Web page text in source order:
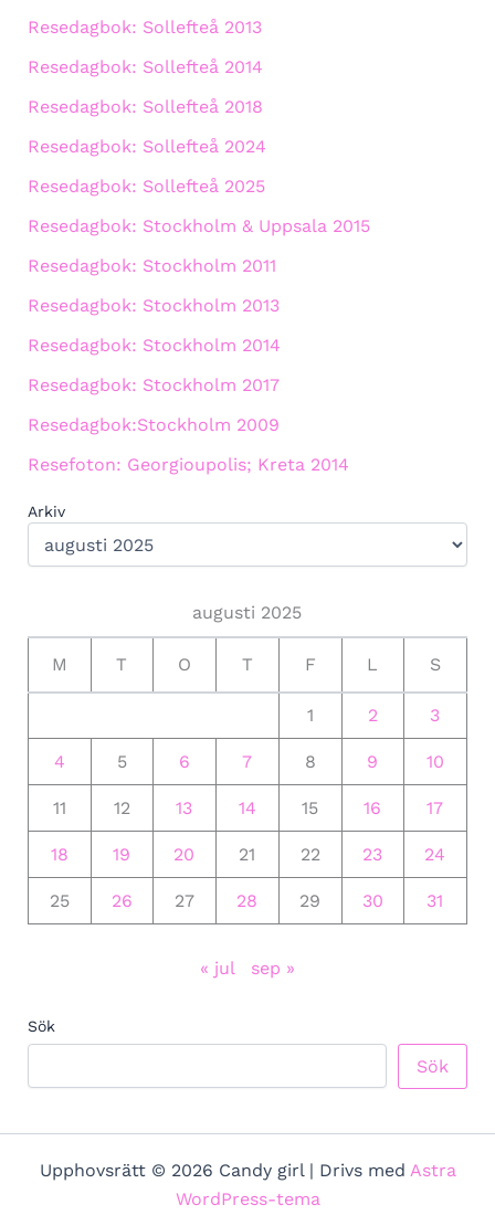
Resedagbok: Sollefteå 2013
Resedagbok: Sollefteå 2014
Resedagbok: Sollefteå 2018
Resedagbok: Sollefteå 2024
Resedagbok: Sollefteå 2025
Resedagbok: Stockholm & Uppsala 2015
Resedagbok: Stockholm 2011
Resedagbok: Stockholm 2013
Resedagbok: Stockholm 2014
Resedagbok: Stockholm 2017
Resedagbok:Stockholm 2009
Resefoton: Georgioupolis; Kreta 2014
Arkiv
augusti 2025
M T O T F L S
1 2 3
4 5 6 7 8 9 10
11 12 13 14 15 16 17
18 19 20 21 22 23 24
25 26 27 28 29 30 31
« jul sep »
Sök
Sök
Upphovsrätt © 2026 Candy girl | Drivs med Astra
WordPress-tema